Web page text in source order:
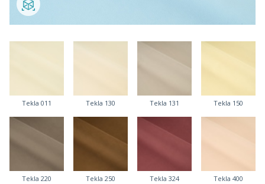
Tekla 011 Tekla 130 Tekla 131 Tekla 150
Tekla 220 Tekla 250 Tekla 324 Tekla 400